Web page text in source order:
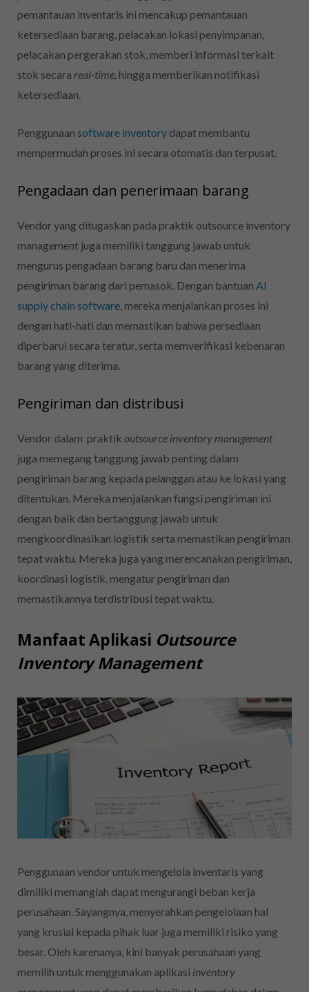
pemantauan inventaris ini mencakup pemantauan
ketersediaan barang, pelacakan lokasi penyimpanan,
pelacakan pergerakan stok, memberi informasi terkait
stok secara real-time, hingga memberikan notifikasi
ketersediaan.
Penggunaan software inventory dapat membantu
mempermudah proses ini secara otomatis dan terpusat.
Pengadaan dan penerimaan barang
Vendor yang ditugaskan pada praktik outsource inventory
management juga memiliki tanggung jawab untuk
mengurus pengadaan barang baru dan menerima
pengiriman barang dari pemasok. Dengan bantuan AI
supply chain software, mereka menjalankan proses ini
dengan hati-hati dan memastikan bahwa persediaan
diperbarui secara teratur, serta memverifikasi kebenaran
barang yang diterima.
Pengiriman dan distribusi
Vendor dalam praktik outsource inventory management
juga memegang tanggung jawab penting dalam
pengiriman barang kepada pelanggan atau ke lokasi yang
ditentukan. Mereka menjalankan fungsi pengiriman ini
dengan baik dan bertanggung jawab untuk
mengkoordinasikan logistik serta memastikan pengiriman
tepat waktu. Mereka juga yang merencanakan pengiriman,
koordinasi logistik, mengatur pengiriman dan
memastikannya terdistribusi tepat waktu.
Manfaat Aplikasi Outsource
Inventory Management
Penggunaan vendor untuk mengelola inventaris yang
dimiliki memanglah dapat mengurangi beban kerja
perusahaan. Sayangnya, menyerahkan pengelolaan hal
yang krusial kepada pihak luar juga memiliki risiko yang
besar. Oleh karenanya, kini banyak perusahaan yang
memilih untuk menggunakan aplikasi inventory